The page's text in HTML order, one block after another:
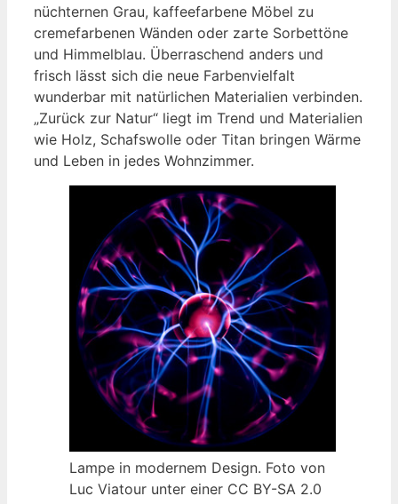
nüchternen Grau, kaffeefarbene Möbel zu
cremefarbenen Wänden oder zarte Sorbettöne
und Himmelblau. Überraschend anders und
frisch lässt sich die neue Farbenvielfalt
wunderbar mit natürlichen Materialien verbinden.
„Zurück zur Natur“ liegt im Trend und Materialien
wie Holz, Schafswolle oder Titan bringen Wärme
und Leben in jedes Wohnzimmer.
Lampe in modernem Design. Foto von
Luc Viatour unter einer CC BY-SA 2.0